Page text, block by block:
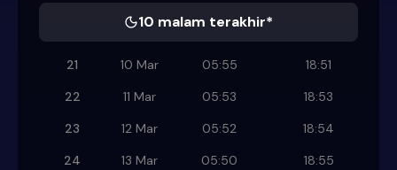
10 malam terakhir*
21 10 Mar 05:55
18:51
22
11 Mar 05:53
18:53
23
12 Mar 05:52
18:54
24
13 Mar 05:50
18:55